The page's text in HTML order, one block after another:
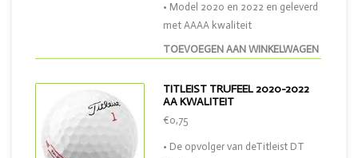
TOEVOEGEN AAN WINKELWAGEN
• Model 2020 en 2022 en geleverd
met AAAA kwaliteit
TITLEIST TRUFEEL 2020-2022
AA KWALITEIT
€0,75
• De opvolger van deTitleist DT